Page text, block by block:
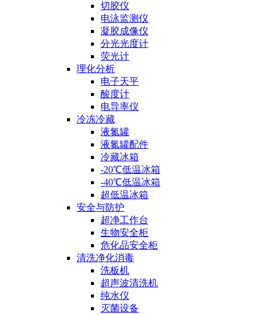
切胶仪
电泳监测仪
凝胶成像仪
分光光度计
荧光计
理化分析
电子天平
酸度计
电导率仪
冷冻冷藏
液氮罐
液氮罐配件
冷藏冰箱
-20℃低温冰箱
-40℃低温冰箱
超低温冰箱
安全与防护
超净工作台
生物安全柜
危化品安全柜
清洗净化消毒
洗板机
超声波清洗机
纯水仪
灭菌设备